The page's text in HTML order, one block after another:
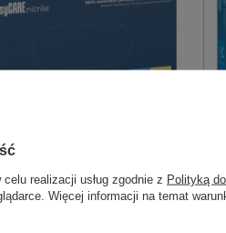
rękawice nitrylowe
niebieskie (100 szt.)
realizacji usług zgodnie z Polityką
Więcej informacji na temat